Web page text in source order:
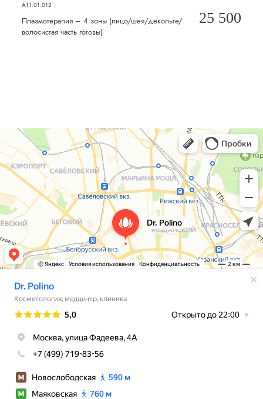
А11.01.012
Плазмотерапия – 4 зоны (лицо/шея/декольте/
волосистая часть готовы)
25 500